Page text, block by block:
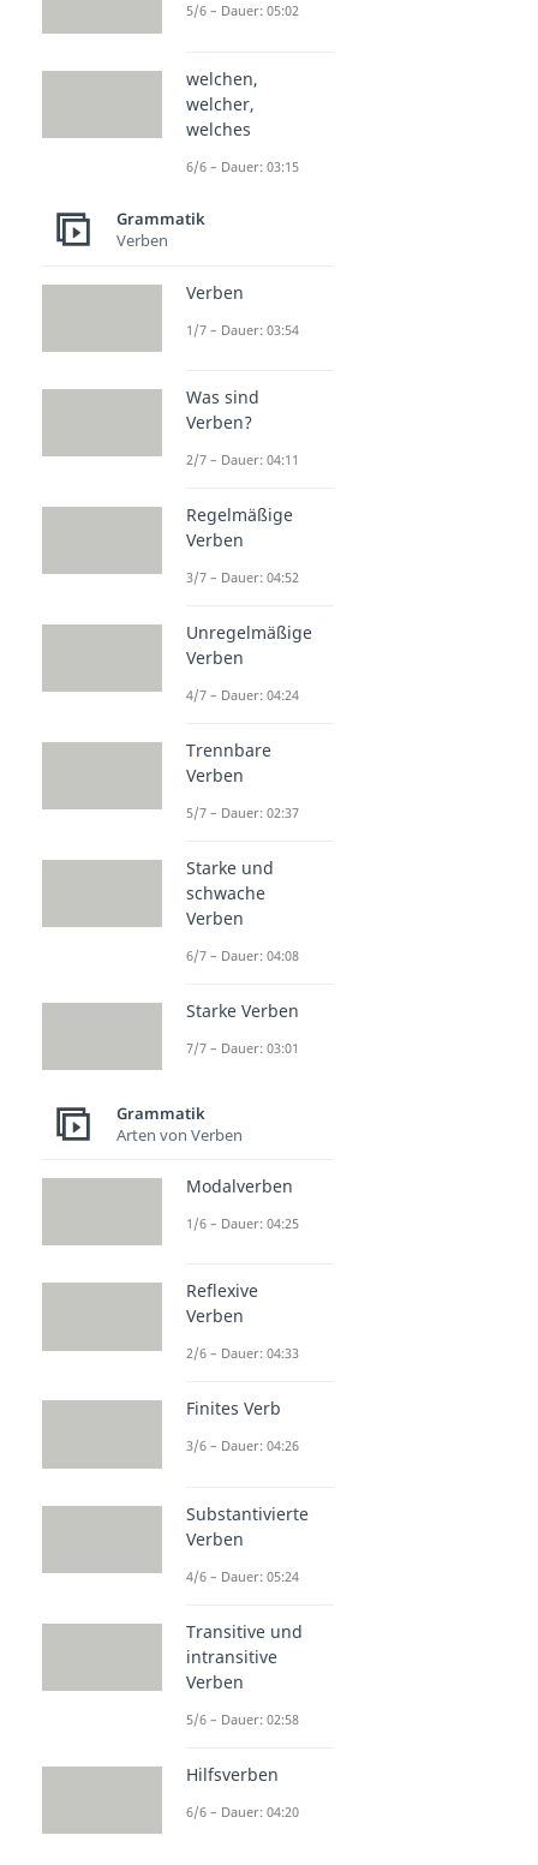
5/6 – Dauer: 05:02
welchen,
welcher,
welches
6/6 – Dauer: 03:15
Grammatik
Verben
Verben
1/7 – Dauer: 03:54
Was sind
Verben?
2/7 – Dauer: 04:11
Regelmäßige
Verben
3/7 – Dauer: 04:52
Unregelmäßige
Verben
4/7 – Dauer: 04:24
Trennbare
Verben
5/7 – Dauer: 02:37
Starke und
schwache
Verben
6/7 – Dauer: 04:08
Starke Verben
7/7 – Dauer: 03:01
Grammatik
Arten von Verben
Modalverben
1/6 – Dauer: 04:25
Reflexive
Verben
2/6 – Dauer: 04:33
Finites Verb
3/6 – Dauer: 04:26
Substantivierte
Verben
4/6 – Dauer: 05:24
Transitive und
intransitive
Verben
5/6 – Dauer: 02:58
Hilfsverben
6/6 – Dauer: 04:20